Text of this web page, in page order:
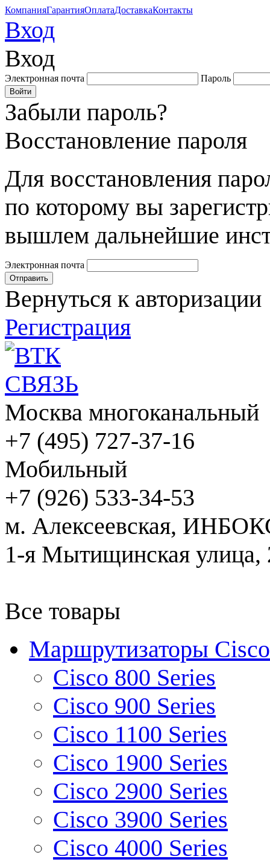
КомпанияГарантияОплатаДоставкаКонтакты
Вход
Вход
Электронная почта Пароль
Забыли пароль?
Восстановление пароля
Для восстановления
по которому вы
вышлем дальнейшие
Электронная почта
Вернуться к авторизации
Регистрация
Москва многоканальный
+7 (495) 727-37-16
Мобильный
+7 (926) 533-34-53
м. Алексеевская,
1-я Мытищинская улица,
Все товары
Маршрутизаторы Cisco
Cisco 800 Series
Cisco 900 Series
Cisco 1100 Series
Cisco 1900 Series
Cisco 2900 Series
Cisco 3900 Series
Cisco 4000 Series